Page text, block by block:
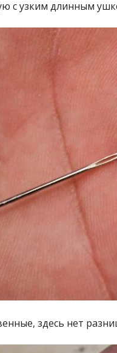
с узким длинным
здесь нет